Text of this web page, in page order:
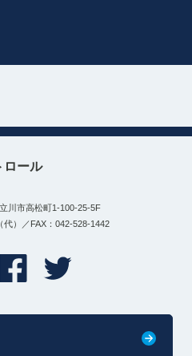
ロール
川市高松町1-100-25-5F
代）／FAX：042-528-1442